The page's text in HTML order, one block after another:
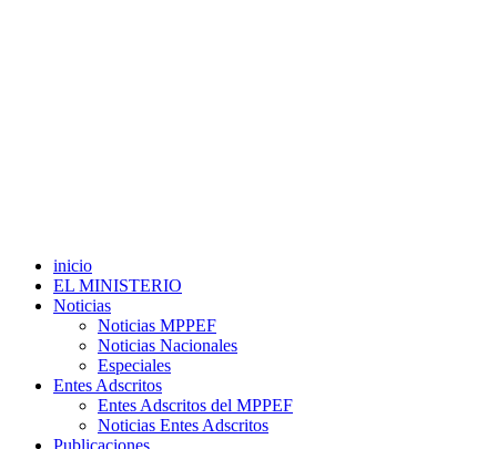
inicio
EL MINISTERIO
Noticias
Noticias MPPEF
Noticias Nacionales
Especiales
Entes Adscritos
Entes Adscritos del MPPEF
Noticias Entes Adscritos
Publicaciones